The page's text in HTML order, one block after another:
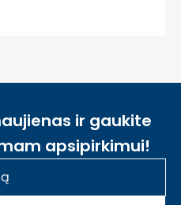
ir gaukite
apsipirkimui!